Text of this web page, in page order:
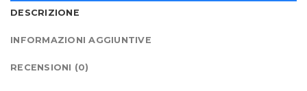
DESCRIZIONE
INFORMAZIONI AGGIUNTIVE
RECENSIONI (0)